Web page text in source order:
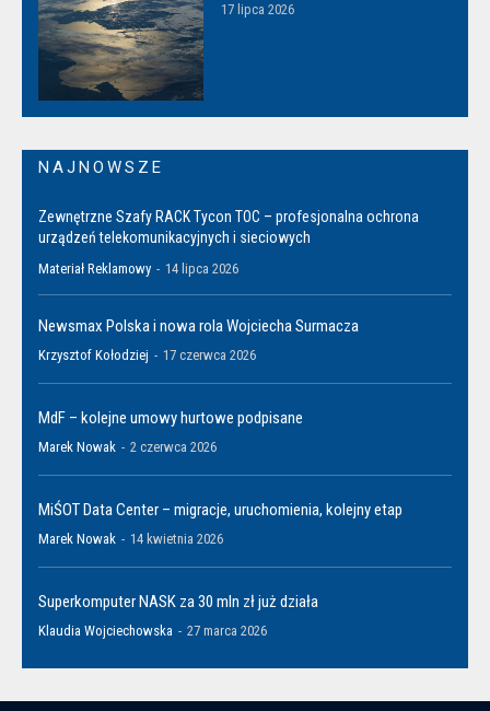
17 lipca 2026
NAJNOWSZE
Zewnętrzne Szafy RACK Tycon TOC – profesjonalna ochrona
urządzeń telekomunikacyjnych i sieciowych
Materiał Reklamowy - 14 lipca 2026
Newsmax Polska i nowa rola Wojciecha Surmacza
Krzysztof Kołodziej - 17 czerwca 2026
MdF – kolejne umowy hurtowe podpisane
Marek Nowak - 2 czerwca 2026
MiŚOT Data Center – migracje, uruchomienia, kolejny etap
Marek Nowak - 14 kwietnia 2026
Superkomputer NASK za 30 mln zł już działa
Klaudia Wojciechowska - 27 marca 2026